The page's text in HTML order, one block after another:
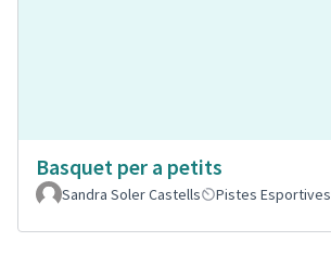
Basquet per a petits
Sandra Soler Castells
Pistes Esportives